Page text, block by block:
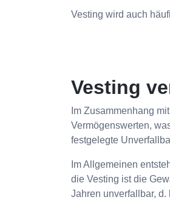
Vesting wird auch
Vesting
Im Zusammenhang
Vermögenswerten,
festgelegte
Im Allgemeinen
die Vesting ist die
Jahren unverfallbar,